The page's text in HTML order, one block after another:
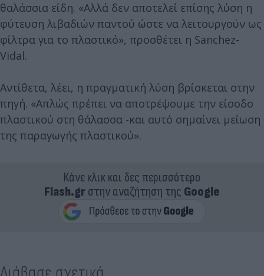
θαλάσσια είδη. «Αλλά δεν αποτελεί επίσης λύση η
φύτευση λιβαδιών παντού ώστε να λειτουργούν ως
φίλτρα για το πλαστικό», προσθέτει η Sanchez-
Vidal.
Αντίθετα, λέει, η πραγματική λύση βρίσκεται στην
πηγή. «Απλώς πρέπει να αποτρέψουμε την είσοδο
πλαστικού στη θάλασσα -και αυτό σημαίνει μείωση
της παραγωγής πλαστικού».
Κάνε κλικ και δες περισσότερο
Flash.grστην αναζήτηση της Google